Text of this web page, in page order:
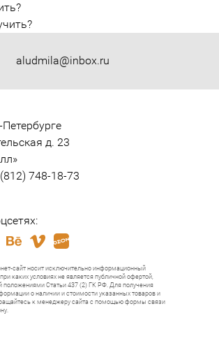
aludmila@inbox.ru
д. 23
748-18-73
сайт носит исключительно информационный
каких условиях не является публичной офертой,
положениями Статьи 437 (2) ГК РФ. Для получения
о наличии и стоимости указанных товаров и
к менеджеру сайта с помощью формы связи